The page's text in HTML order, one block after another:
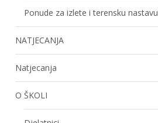
Ponude za izlete i terensku nastavu
NATJECANJA
Natjecanja
O ŠKOLI